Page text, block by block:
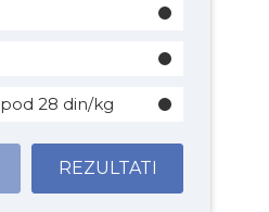
28 din/kg
REZULTATI